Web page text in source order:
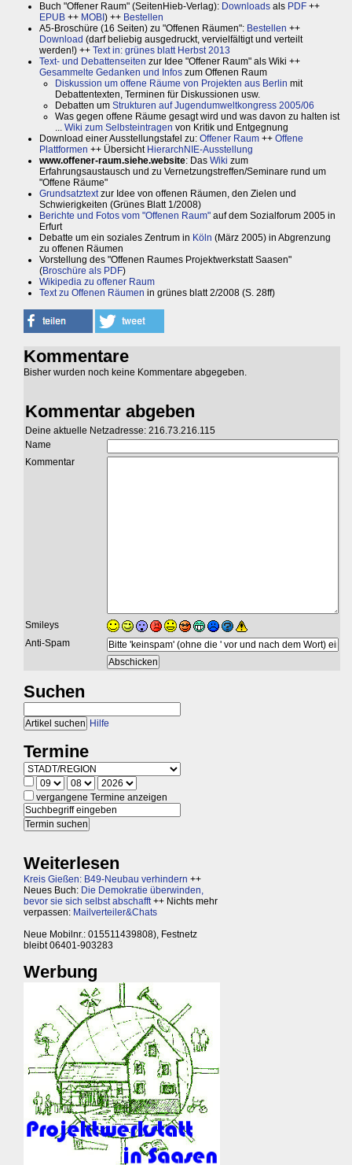
Buch "Offener Raum" (SeitenHieb-Verlag): Downloads als PDF ++
EPUB ++ MOBI ) ++ Bestellen
A5-Broschüre (16 Seiten) zu "Offenen Räumen": Bestellen ++
Download (darf beliebig ausgedruckt, vervielfältigt und verteilt
werden!) ++ Text in: grünes blatt Herbst 2013
Text- und Debattenseiten zur Idee "Offener Raum" als Wiki ++
Gesammelte Gedanken und Infos zum Offenen Raum
Diskussion um offene Räume von Projekten aus Berlin mit
Debattentexten, Terminen für Diskussionen usw.
Debatten um Strukturen auf Jugendumweltkongress 2005/06
Was gegen offene Räume gesagt wird und was davon zu halten ist
... Wiki zum Selbsteintragen von Kritik und Entgegnung
Download einer Ausstellungstafel zu: Offener Raum ++ Offene
Plattformen ++ Übersicht HierarchNIE-Ausstellung
www.offener-raum.siehe.website: Das Wiki zum
Erfahrungsaustausch und zu Vernetzungstreffen/Seminare rund um
"Offene Räume"
Grundsatztextzur Idee von offenen Räumen, den Zielen und
Schwierigkeiten (Grünes Blatt 1/2008)
Berichte und Fotos vom "Offenen Raum" auf dem Sozialforum 2005 in
Erfurt
Debatte um ein soziales Zentrum in Köln (März 2005) in Abgrenzung
zu offenen Räumen
Vorstellung des "Offenen Raumes Projektwerkstatt Saasen"
(Broschüre als PDF)
Wikipedia zu offener Raum
Text zu Offenen Räumen in grünes blatt 2/2008 (S. 28ff)
Kommentare
Bisher wurden noch keine Kommentare abgegeben.
Kommentar abgeben
Deine aktuelle Netzadresse: 216.73.216.115
Name
Kommentar
Smileys
Anti-Spam
Suchen
Hilfe
Termine
vergangene Termine anzeigen
Weiterlesen
Kreis Gießen: B49-Neubau verhindern ++
Neues Buch: Die Demokratie überwinden,
bevor sie sich selbst abschafft++ Nichts mehr
verpassen: Mailverteiler&Chats
Neue Mobilnr.: 015511439808), Festnetz
bleibt 06401-903283
Werbung